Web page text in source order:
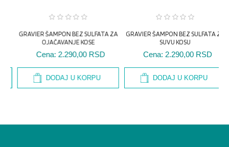
DODAJ U KORPU DODAJ U KORPU